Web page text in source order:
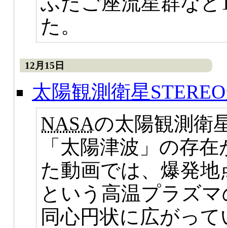
た。
12月15日
太陽観測衛星
NASAの太陽観測衛
「太陽津波」の存
た動画では、爆発
という高温プラズ
同心円状に広がっ